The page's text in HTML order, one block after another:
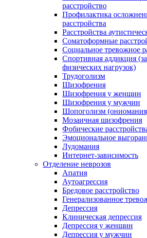
расстройство
Профилактика
расстройства
Расстройства
Соматоформные
Социальное тревожное
Спортивная аддикция
физических нагрузок)
Трудоголизм
Шизофрения
Шизофрения у женщин
Шизофрения у мужчин
Шопоголизм
Мозаичная шизофрения
Фобические
Эмоциональное
Лудомания
Интернет-зависимость
Отделение неврозов
Апатия
Аутоагрессия
Бредовое расстройство
Генерализованное
Депрессия
Клиническая депрессия
Депрессия у женщин
Депрессия у мужчин